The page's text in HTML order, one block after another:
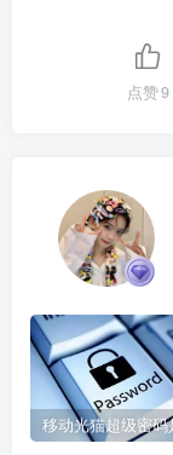
点赞9